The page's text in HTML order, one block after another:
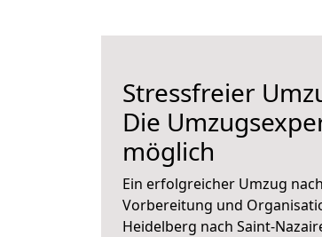
Stressfreier
Die
möglich
Ein erfolgreicher Umzug
Vorbereitung und
Heidelberg nach Saint-